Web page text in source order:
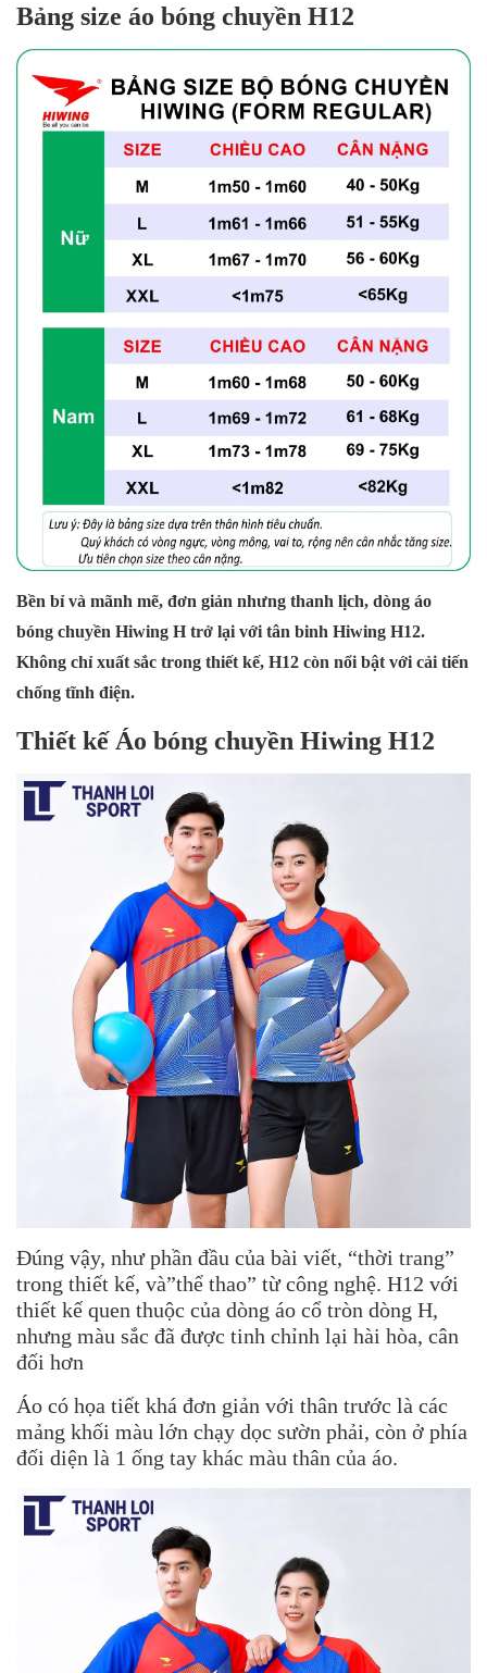
Bảng size áo bóng chuyền H12
Bền bỉ và mãnh mẽ, đơn giản nhưng thanh lịch, dòng áo
bóng chuyền Hiwing H trở lại với tân binh Hiwing H12.
Không chỉ xuất sắc trong thiết kế, H12 còn nổi bật với cải tiến
chống tĩnh điện.
Thiết kế Áo bóng chuyền Hiwing H12
Đúng vậy, như phần đầu của bài viết, “thời trang”
trong thiết kế, và”thể thao” từ công nghệ. H12 với
thiết kế quen thuộc của dòng áo cổ tròn dòng H,
nhưng màu sắc đã được tinh chỉnh lại hài hòa, cân
đối hơn
Áo có họa tiết khá đơn giản với thân trước là các
mảng khối màu lớn chạy dọc sườn phải, còn ở phía
đối diện là 1 ống tay khác màu thân của áo.